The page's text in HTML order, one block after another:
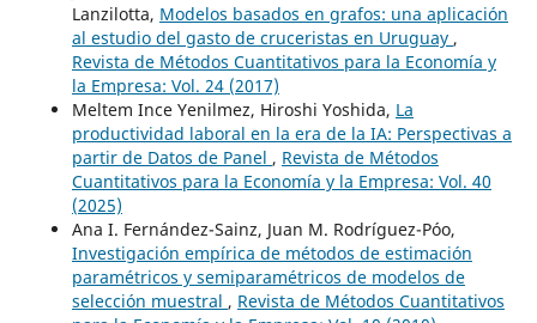
Lanzilotta, Modelos basados en grafos: una aplicación
al estudio del gasto de cruceristas en Uruguay ,
Revista de Métodos Cuantitativos para la Economía y
la Empresa: Vol. 24 (2017)
Meltem Ince Yenilmez, Hiroshi Yoshida, La
productividad laboral en la era de la IA: Perspectivas a
partir de Datos de Panel , Revista de Métodos
Cuantitativos para la Economía y la Empresa: Vol. 40
(2025)
Ana I. Fernández-Sainz, Juan M. Rodríguez-Póo,
Investigación empírica de métodos de estimación
paramétricos y semiparamétricos de modelos de
selección muestral , Revista de Métodos Cuantitativos